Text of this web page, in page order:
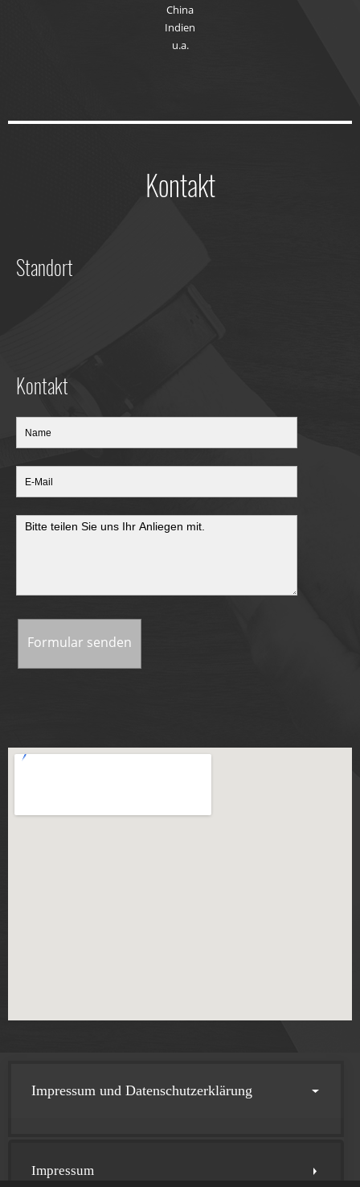
China
Indien
u.a.
Kontakt
Standort
Kontakt
Formular senden
Impressum und Datenschutzerklärung
Impressum